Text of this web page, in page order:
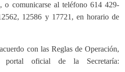
o comunicarse al teléfono 614 429-
12586 y 17721, en horario de
con las Reglas de Operación,
portal oficial de la Secretaría: